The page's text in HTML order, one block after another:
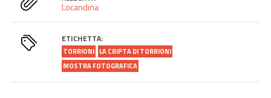
Locandina
ETICHETTA:
TORRIONI LA CRIPTA DI TORRIONI
MOSTRA FOTOGRAFICA